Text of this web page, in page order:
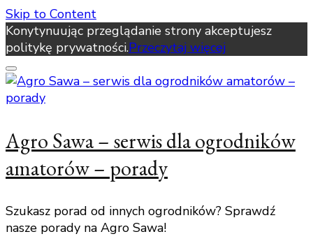
Skip to Content
Konytynuując przeglądanie strony akceptujesz
politykę prywatności.Przeczytaj więcej
Agro Sawa – serwis dla ogrodników
amatorów – porady
Szukasz porad od innych ogrodników? Sprawdź
nasze porady na Agro Sawa!